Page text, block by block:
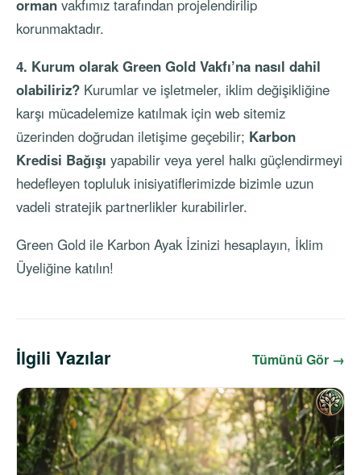
orman vakfımız tarafından projelendirilip
korunmaktadır.
4. Kurum olarak Green Gold Vakfı’na nasıl dahil
olabiliriz? Kurumlar ve işletmeler, iklim değişikliğine
karşı mücadelemize katılmak için web sitemiz
üzerinden doğrudan iletişime geçebilir; Karbon
Kredisi Bağışı yapabilir veya yerel halkı güçlendirmeyi
hedefleyen topluluk inisiyatiflerimizde bizimle uzun
vadeli stratejik partnerlikler kurabilirler.
Green Gold ile Karbon Ayak İzinizi hesaplayın, İklim
Üyeliğine katılın!
İlgili Yazılar Tümünü Gör →